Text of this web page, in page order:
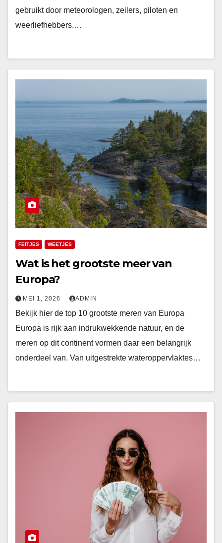
gebruikt door meteorologen, zeilers, piloten en
weerliefhebbers.…
FEITJES WEETJES
Wat is het grootste meer van
Europa?
MEI 1, 2026 ADMIN
Bekijk hier de top 10 grootste meren van Europa
Europa is rijk aan indrukwekkende natuur, en de
meren op dit continent vormen daar een belangrijk
onderdeel van. Van uitgestrekte wateroppervlaktes…